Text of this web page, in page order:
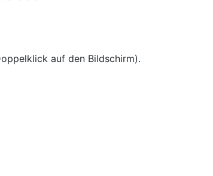
auf den Bildschirm).